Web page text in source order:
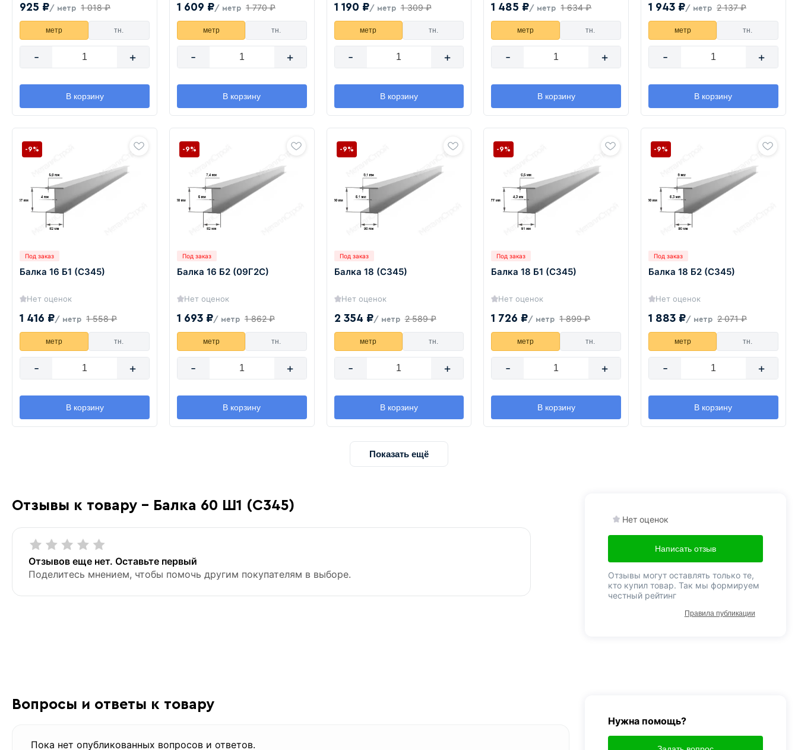
925 ₽/ метр 1 018 ₽
метр тн.
- +
В корзину
1 609 ₽/ метр 1 770 ₽
метр тн.
- +
В корзину
1 190 ₽/ метр 1 309 ₽
метр тн.
- +
В корзину
1 485 ₽/ метр 1 634 ₽
метр тн.
- +
В корзину
1 943 ₽/ метр 2 137 ₽
метр тн.
- +
В корзину
Под заказ
Балка 16 Б1 (С345)
Нет оценок
1 416 ₽/ метр 1 558 ₽
-9%
метр тн.
- +
В корзину
Под заказ
Балка 16 Б2 (09Г2С)
Нет оценок
1 693 ₽/ метр 1 862 ₽
-9%
метр тн.
- +
В корзину
Под заказ
Балка 18 (С345)
Нет оценок
2 354 ₽/ метр 2 589 ₽
-9%
метр тн.
- +
В корзину
Под заказ
Балка 18 Б1 (С345)
Нет оценок
1 726 ₽/ метр 1 899 ₽
-9%
метр тн.
- +
В корзину
Под заказ
Балка 18 Б2 (С345)
Нет оценок
1 883 ₽/ метр 2 071 ₽
-9%
метр тн.
- +
В корзину
Показать ещё
Отзывы к товару - Балка 60 Ш1 (С345)
Отзывов еще нет. Оставьте первый
Поделитесь мнением, чтобы помочь другим покупателям в выборе.
Нет оценок
Написать отзыв
Отзывы могут оставлять только те,
кто купил товар. Так мы формируем
честный рейтинг
Правила публикации
Вопросы и ответы к товару
Пока нет опубликованных вопросов и ответов.
Нужна помощь?